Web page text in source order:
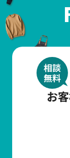
相談
無料
お